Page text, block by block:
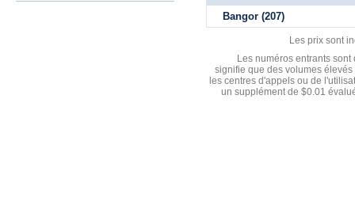
Bangor (207)
Les prix sont
Les numéros entrants
signifie que des volumes
les centres d'appels ou de
un supplément de $0.01